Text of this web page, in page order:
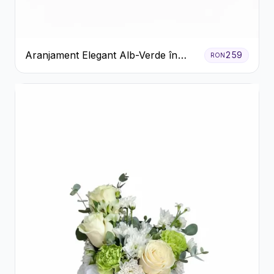
Aranjament Elegant Alb-Verde în
Cutie Gri
RON259